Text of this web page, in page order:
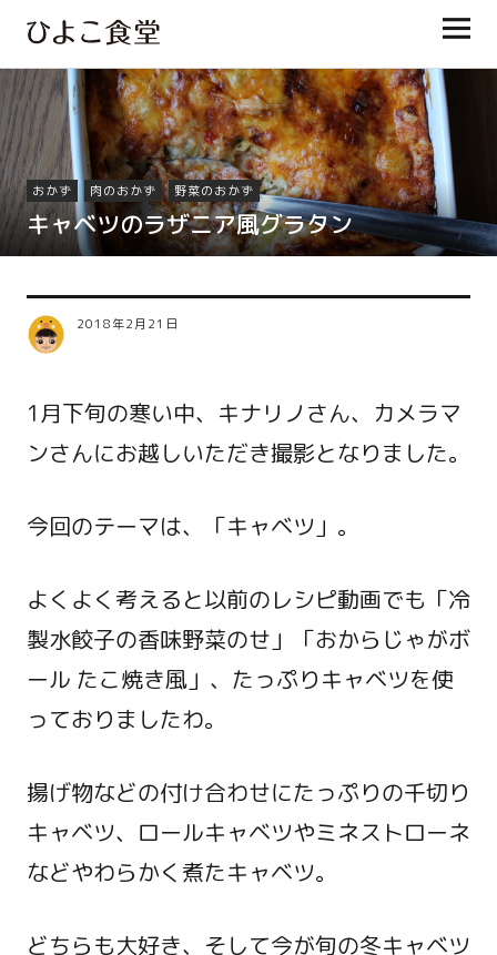
ひよこ食堂
おかず 肉のおかず 野菜のおかず
キャベツのラザニア風グラタン
2018年2月21日
1月下旬の寒い中、キナリノさん、カメラマ
ンさんにお越しいただき撮影となりました。
今回のテーマは、「キャベツ」。
よくよく考えると以前のレシピ動画でも「冷
製水餃子の香味野菜のせ」「おからじゃがボ
ール たこ焼き風」、たっぷりキャベツを使
っておりましたわ。
揚げ物などの付け合わせにたっぷりの千切り
キャベツ、ロールキャベツやミネストローネ
などやわらかく煮たキャベツ。
どちらも大好き、そして今が旬の冬キャベツ